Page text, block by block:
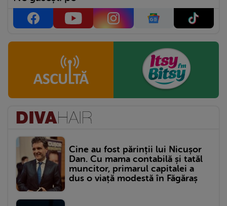
Cine au fost părinții lui Nicușor
Dan. Cu mama contabilă și tatăl
muncitor, primarul capitalei a
dus o viață modestă în Făgăraș